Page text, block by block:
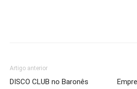
Artigo anterior
DISCO CLUB no Baronês